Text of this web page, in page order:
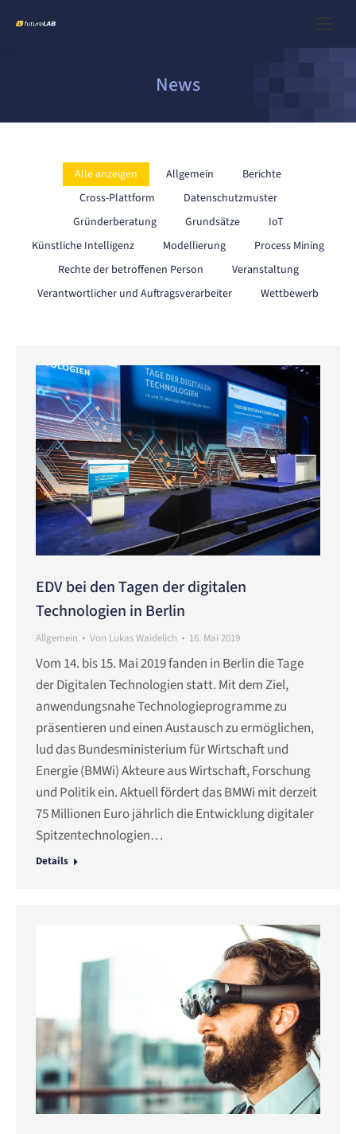
News
Alle anzeigen Allgemein
Berichte
Cross-Plattform
Datenschutzmuster
Gründerberatung
Grundsätze
IoT
Künstliche Intelligenz
Modellierung
Process Mining
Rechte der betroffenen Person
Veranstaltung
Verantwortlicher und Auftragsverarbeiter
Wettbewerb
EDV bei den Tagen der digitalen
Technologien in Berlin
Allgemein Von Lukas Waidelich 16. Mai 2019
Vom 14. bis 15. Mai 2019 fanden in Berlin die Tage
der Digitalen Technologien statt. Mit dem Ziel,
anwendungsnahe Technologieprogramme zu
präsentieren und einen Austausch zu ermöglichen,
lud das Bundesministerium für Wirtschaft und
Energie (BMWi) Akteure aus Wirtschaft, Forschung
und Politik ein. Aktuell fördert das BMWi mit derzeit
75 Millionen Euro jährlich die Entwicklung digitaler
Spitzentechnologien…
Details